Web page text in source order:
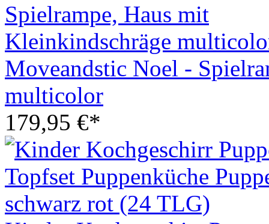
Moveandstic Noel -
multicolor
179,95 €*